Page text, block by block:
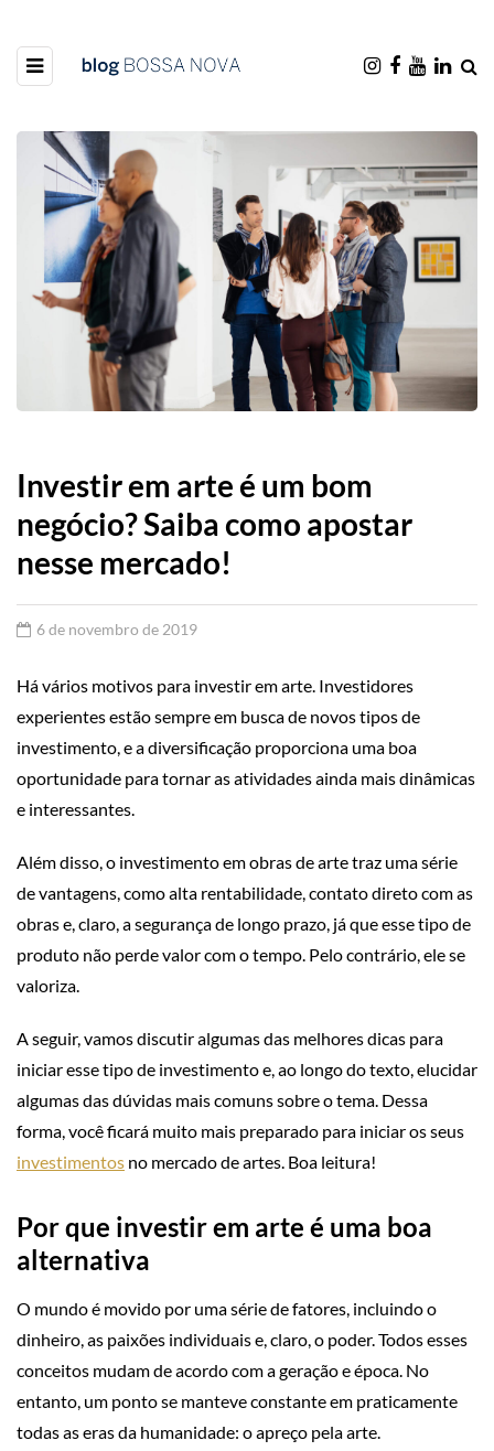
Investir em arte é um bom
negócio? Saiba como apostar
nesse mercado!
6 de novembro de 2019
Há vários motivos para investir em arte. Investidores
experientes estão sempre em busca de novos tipos de
investimento, e a diversificação proporciona uma boa
oportunidade para tornar as atividades ainda mais dinâmicas
e interessantes.
Além disso, o investimento em obras de arte traz uma série
de vantagens, como alta rentabilidade, contato direto com as
obras e, claro, a segurança de longo prazo, já que esse tipo de
produto não perde valor com o tempo. Pelo contrário, ele se
valoriza.
A seguir, vamos discutir algumas das melhores dicas para
iniciar esse tipo de investimento e, ao longo do texto, elucidar
algumas das dúvidas mais comuns sobre o tema. Dessa
forma, você ficará muito mais preparado para iniciar os seus
investimentos no mercado de artes. Boa leitura!
Por que investir em arte é uma boa
alternativa
O mundo é movido por uma série de fatores, incluindo o
dinheiro, as paixões individuais e, claro, o poder. Todos esses
conceitos mudam de acordo com a geração e época. No
entanto, um ponto se manteve constante em praticamente
todas as eras da humanidade: o apreço pela arte.